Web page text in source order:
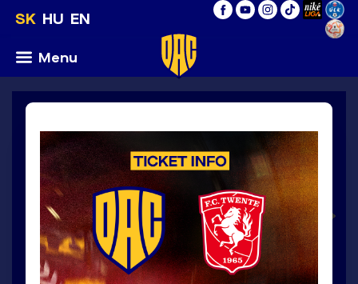
SK HU EN
Menu
1.zápas / štvrtok 6.8.2026
FC
Twente
Enschede
6: 0
DAC
1904